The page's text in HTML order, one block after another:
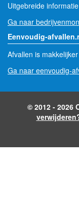
Uitgebreide
Ga naar
Eenvoudig-
Afvallen is
Ga naar eenvoudig-
© 2012 - 2026